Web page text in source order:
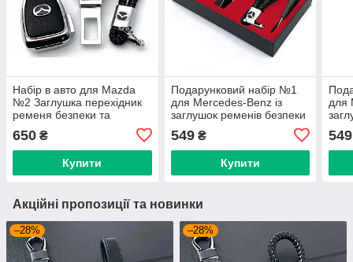
Набір в авто для Mazda
№2 Заглушка перехідник
ременя безпеки та
650 ₴
Купити
Подарунковий набір №1
для Mercedes-Benz із
заглушок ременів безпеки
549₴
Купити
для
549
Акційні пропозиції та новинки
–28% –28%